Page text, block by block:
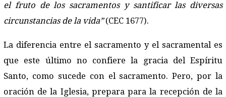
el fruto de los sacramentos y santificar las diversas
circunstancias de la vida”(CEC 1677).
La diferencia entre el sacramento y el sacramental es
que este último no confiere la gracia del Espíritu
Santo, como sucede con el sacramento. Pero, por la
oración de la Iglesia, prepara para la recepción de la